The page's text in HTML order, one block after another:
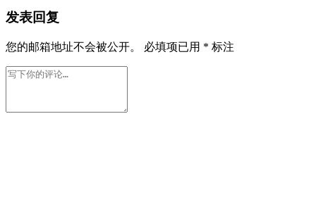
发表回复
您的邮箱地址不会被公开。 必填项已用 * 标注